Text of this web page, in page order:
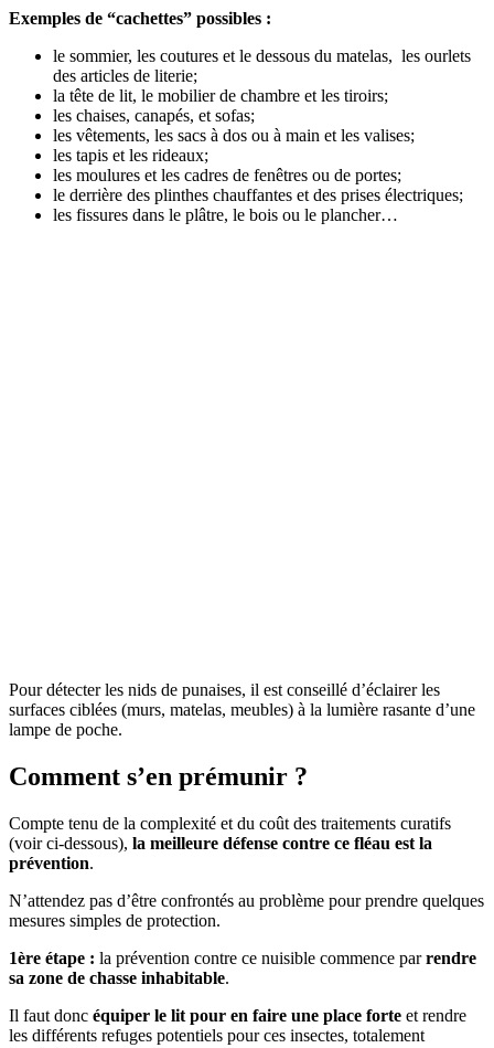
Exemples de “cachettes” possibles :
le sommier, les coutures et le dessous du matelas, les ourlets
des articles de literie;
la tête de lit, le mobilier de chambre et les tiroirs;
les chaises, canapés, et sofas;
les vêtements, les sacs à dos ou à main et les valises;
les tapis et les rideaux;
les moulures et les cadres de fenêtres ou de portes;
le derrière des plinthes chauffantes et des prises électriques;
les fissures dans le plâtre, le bois ou le plancher…
Pour détecter les nids de punaises, il est conseillé d’éclairer les
surfaces ciblées (murs, matelas, meubles) à la lumière rasante d’une
lampe de poche.
Comment s’en prémunir ?
Compte tenu de la complexité et du coût des traitements curatifs
(voir ci-dessous), la meilleure défense contre ce fléau est la
prévention.
N’attendez pas d’être confrontés au problème pour prendre quelques
mesures simples de protection.
1ère étape : la prévention contre ce nuisible commence parrendre
sa zone de chasse inhabitable.
Il faut donc équiper le lit pour en faire une place forte et rendre
les différents refuges potentiels pour ces insectes, totalement